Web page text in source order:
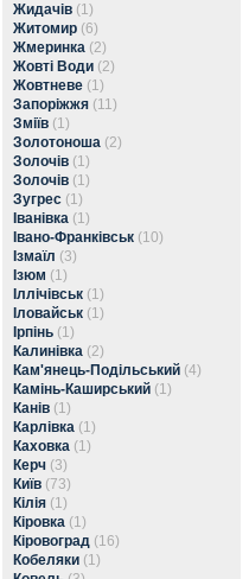
Жидачів (1)
Житомир (6)
Жмеринка (2)
Жовті Води (2)
Жовтневе (1)
Запоріжжя (11)
Зміїв (1)
Золотоноша (2)
Золочів (1)
Золочів (1)
Зугрес (1)
Іванівка (1)
Івано-Франківськ (10)
Ізмаїл (3)
Ізюм (1)
Іллічівськ (1)
Іловайськ (1)
Ірпінь (1)
Калинівка (2)
Кам'янець-Подільський (4)
Камінь-Каширський (1)
Канів (1)
Карлівка (1)
Каховка (1)
Керч (3)
Київ (73)
Кілія (1)
Кіровка (1)
Кіровоград (16)
Кобеляки (1)